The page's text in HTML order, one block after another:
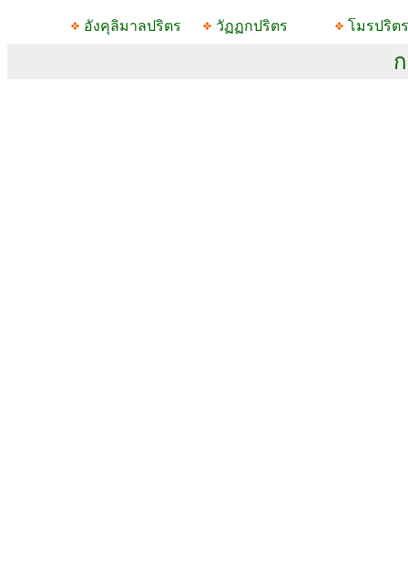
อังคุลิมาลปริตร วัฏฏกปริตร โมรปริตร